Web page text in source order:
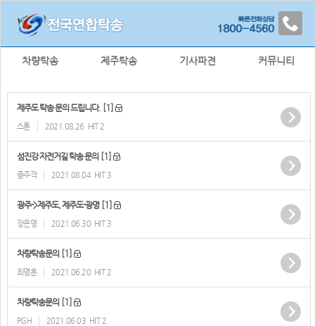
차량탁송 제주탁송 기사파견 커뮤니티
제주도 탁송 문의 드립니다. [1]
스톤 2021.08.26 HIT 2
섬진강 자전거길 탁송 문의 [1]
종주객 2021.08.04 HIT 3
광주->제주도, 제주도-광명 [1]
장은영 2021.06.30 HIT 3
차량탁송문의 [1]
최명훈 2021.06.20 HIT 2
차량탁송문의 [1]
PGH 2021.06.03 HIT 2